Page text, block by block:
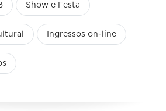
Show e Festa
Ingressos on-line